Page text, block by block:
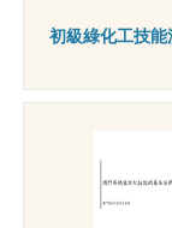
初級綠化工技